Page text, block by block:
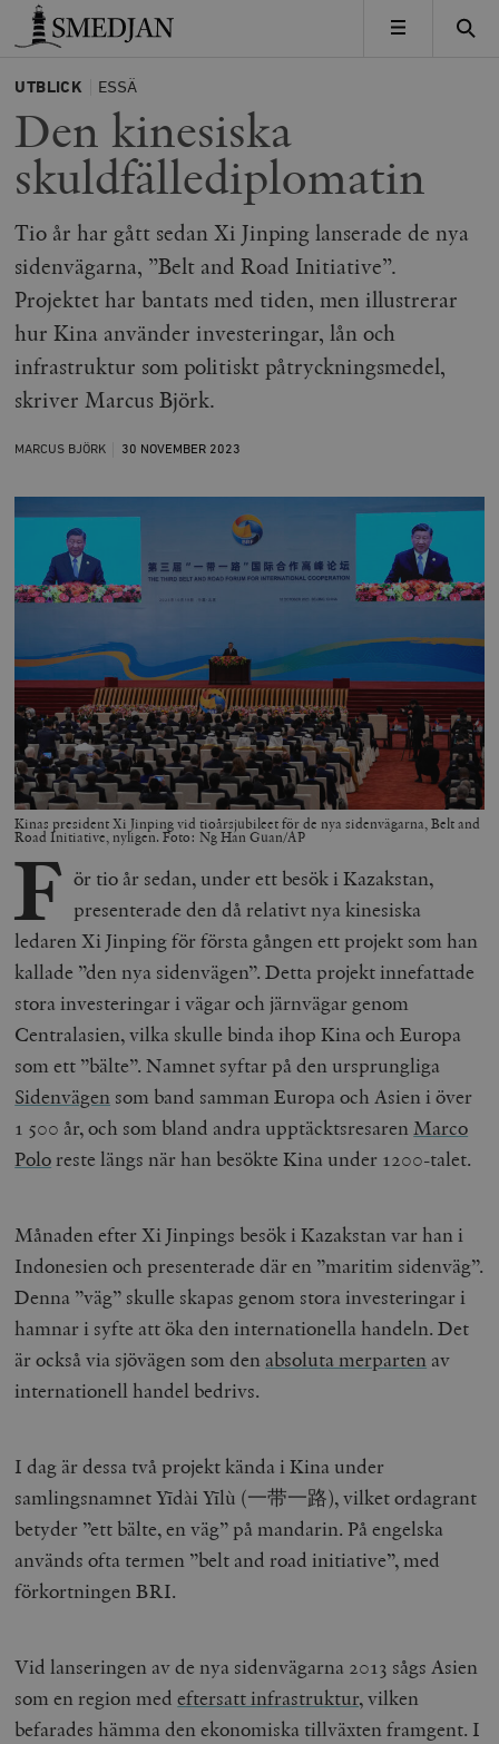
Timbro
MENY
UTBLICK ESSÄ
Den kinesiska
skuldfällediplomatin
Tio år har gått sedan Xi Jinping lanserade de nya
sidenvägarna, ”Belt and Road Initiative”.
Projektet har bantats med tiden, men illustrerar
hur Kina använder investeringar, lån och
infrastruktur som politiskt påtryckningsmedel,
skriver Marcus Björk.
MARCUS BJÖRK 30 NOVEMBER 2023
Kinas president Xi Jinping vid tioårsjubileet för de nya sidenvägarna, Belt and
Road Initiative, nyligen. Foto: Ng Han Guan/AP
F ör tio år sedan, under ett besök i Kazakstan,
presenterade den då relativt nya kinesiska
ledaren Xi Jinping för första gången ett projekt som han
kallade ”den nya sidenvägen”. Detta projekt innefattade
stora investeringar i vägar och järnvägar genom
Centralasien, vilka skulle binda ihop Kina och Europa
som ett ”bälte”. Namnet syftar på den ursprungliga
Sidenvägen som band samman Europa och Asien i över
1 500 år, och som bland andra upptäcktsresarenMarco
Poloreste längs när han besökte Kina under 1200-talet.
Månaden efter Xi Jinpings besök i Kazakstan var han i
Indonesien och presenterade där en ”maritim sidenväg”.
Denna ”väg” skulle skapas genom stora investeringar i
hamnar i syfte att öka den internationella handeln. Det
är också via sjövägen som den absoluta merparten av
internationell handel bedrivs.
I dag är dessa två projekt kända i Kina under
samlingsnamnet Yīdài Yīlù (一带一路), vilket ordagrant
betyder ”ett bälte, en väg” på mandarin. På engelska
används ofta termen ”belt and road initiative”, med
förkortningen BRI.
Vid lanseringen av de nya sidenvägarna 2013 sågs Asien
som en region medeftersatt infrastruktur, vilken
befarades hämma den ekonomiska tillväxten framgent. I